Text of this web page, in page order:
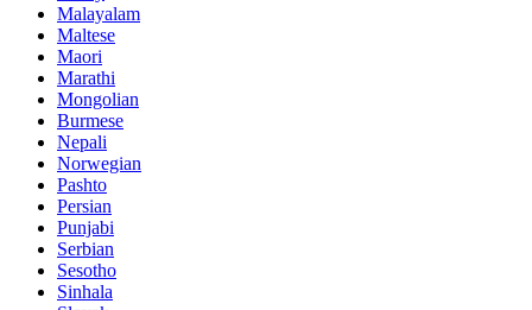
Malayalam
Maltese
Maori
Marathi
Mongolian
Burmese
Nepali
Norwegian
Pashto
Persian
Punjabi
Serbian
Sesotho
Sinhala